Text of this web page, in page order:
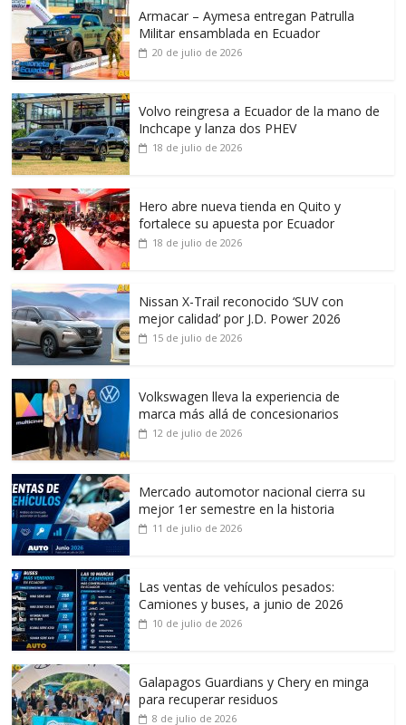
Armacar – Aymesa entregan Patrulla
Militar ensamblada en Ecuador
20 de julio de 2026
Volvo reingresa a Ecuador de la mano de
Inchcape y lanza dos PHEV
18 de julio de 2026
Hero abre nueva tienda en Quito y
fortalece su apuesta por Ecuador
18 de julio de 2026
Nissan X-Trail reconocido ‘SUV con
mejor calidad’ por J.D. Power 2026
15 de julio de 2026
Volkswagen lleva la experiencia de
marca más allá de concesionarios
12 de julio de 2026
Mercado automotor nacional cierra su
mejor 1er semestre en la historia
11 de julio de 2026
Las ventas de vehículos pesados:
Camiones y buses, a junio de 2026
10 de julio de 2026
Galapagos Guardians y Chery en minga
para recuperar residuos
8 de julio de 2026